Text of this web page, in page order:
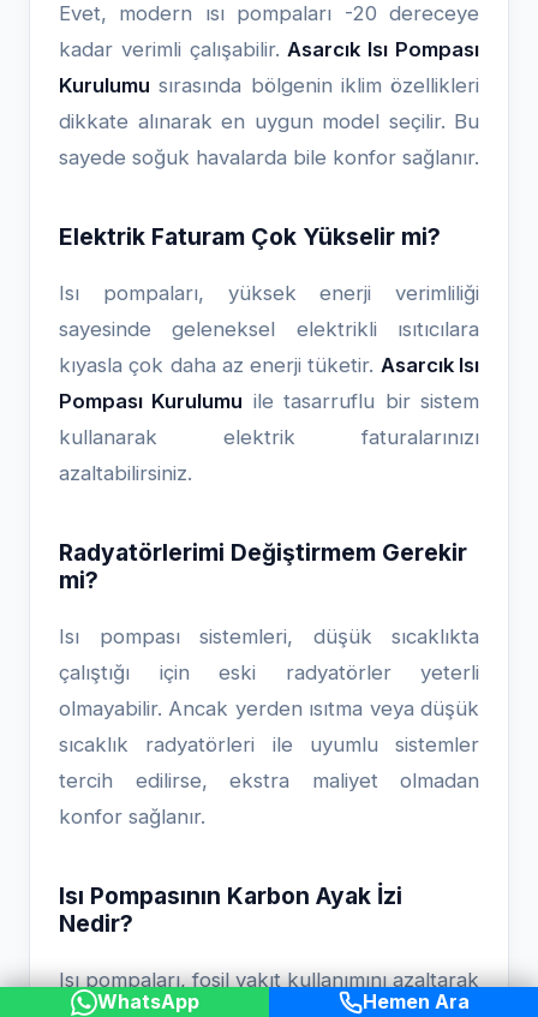
WhatsApp Hemen Ara
Evet, modern ısı pompaları -20 dereceye
kadar verimli çalışabilir.Asarcık Isı Pompası
Kurulumu sırasında bölgenin iklim özellikleri
dikkate alınarak en uygun model seçilir. Bu
sayede soğuk havalarda bile konfor sağlanır.
Elektrik Faturam Çok Yükselir mi?
Isı pompaları, yüksek enerji verimliliği
sayesinde geleneksel elektrikli ısıtıcılara
kıyasla çok daha az enerji tüketir. Asarcık Isı
Pompası Kurulumu ile tasarruflu bir sistem
kullanarak elektrik faturalarınızı
azaltabilirsiniz.
Radyatörlerimi Değiştirmem Gerekir
mi?
Isı pompası sistemleri, düşük sıcaklıkta
çalıştığı için eski radyatörler yeterli
olmayabilir. Ancak yerden ısıtma veya düşük
sıcaklık radyatörleri ile uyumlu sistemler
tercih edilirse, ekstra maliyet olmadan
konfor sağlanır.
Isı Pompasının Karbon Ayak İzi
Nedir?
Isı pompaları, fosil yakıt kullanımını azaltarak